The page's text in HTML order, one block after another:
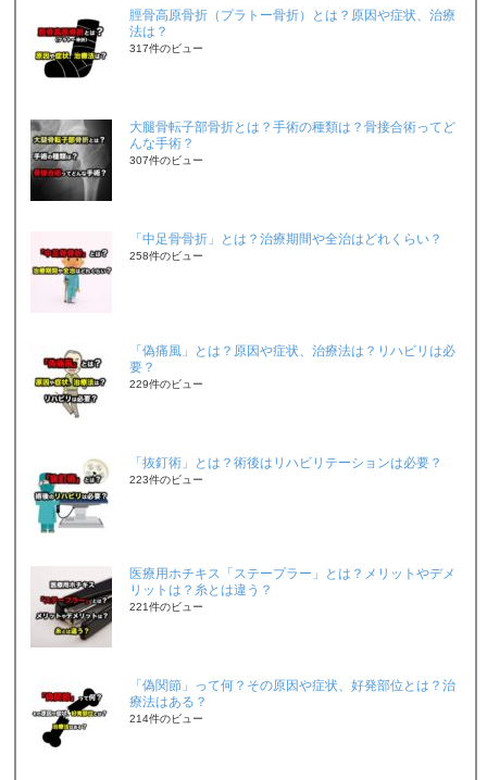
脛骨高原骨折（プラトー骨折）とは？原因や症状、治療
法は？
317件のビュー
大腿骨転子部骨折とは？手術の種類は？骨接合術ってど
んな手術？
307件のビュー
「中足骨骨折」とは？治療期間や全治はどれくらい？
258件のビュー
「偽痛風」とは？原因や症状、治療法は？リハビリは必
要？
229件のビュー
「抜釘術」とは？術後はリハビリテーションは必要？
223件のビュー
医療用ホチキス「ステープラー」とは？メリットやデメ
リットは？糸とは違う？
221件のビュー
「偽関節」って何？その原因や症状、好発部位とは？治
療法はある？
214件のビュー